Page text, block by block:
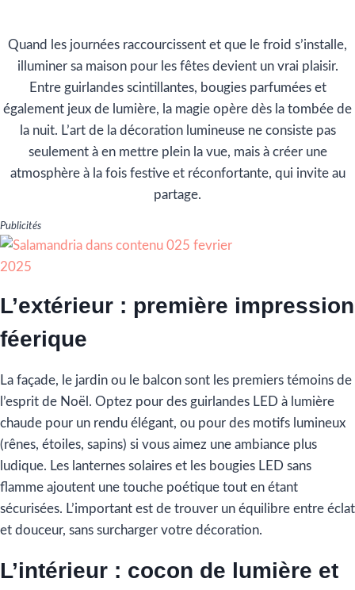
Quand les journées raccourcissent et que le froid s’installe,
illuminer sa maison pour les fêtes devient un vrai plaisir.
Entre guirlandes scintillantes, bougies parfumées et
également jeux de lumière, la magie opère dès la tombée de
la nuit. L’art de la décoration lumineuse ne consiste pas
seulement à en mettre plein la vue, mais à créer une
atmosphère à la fois festive et réconfortante, qui invite au
partage.
Publicités
L’extérieur : première impression
féerique
La façade, le jardin ou le balcon sont les premiers témoins de
l’esprit de Noël. Optez pour des guirlandes LED à lumière
chaude pour un rendu élégant, ou pour des motifs lumineux
(rênes, étoiles, sapins) si vous aimez une ambiance plus
ludique. Les lanternes solaires et les bougies LED sans
flamme ajoutent une touche poétique tout en étant
sécurisées. L’important est de trouver un équilibre entre éclat
et douceur, sans surcharger votre décoration.
L’intérieur : cocon de lumière et